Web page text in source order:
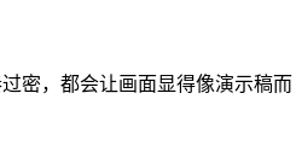
密，都会让画面显得像演示稿而